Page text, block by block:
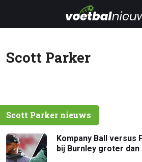
Scott Parker
Scott Parker nieuws
Kompany Ball versus
bij Burnley groter